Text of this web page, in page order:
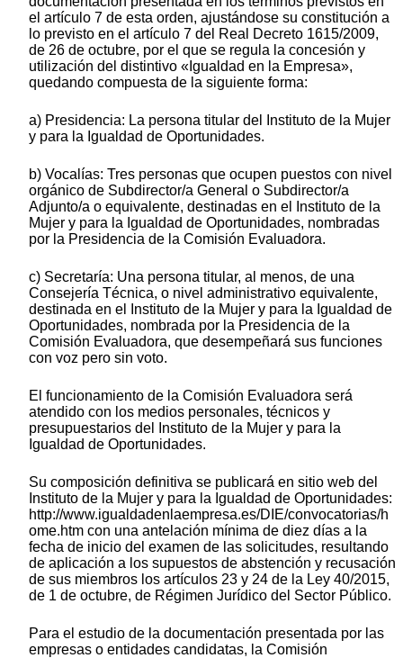
el artículo 7 de esta orden, ajustándose su constitución a
lo previsto en el artículo 7 del Real Decreto 1615/2009,
de 26 de octubre, por el que se regula la concesión y
utilización del distintivo «Igualdad en la Empresa»,
quedando compuesta de la siguiente forma:
a) Presidencia: La persona titular del Instituto de la Mujer
y para la Igualdad de Oportunidades.
b) Vocalías: Tres personas que ocupen puestos con nivel
orgánico de Subdirector/a General o Subdirector/a
Adjunto/a o equivalente, destinadas en el Instituto de la
Mujer y para la Igualdad de Oportunidades, nombradas
por la Presidencia de la Comisión Evaluadora.
c) Secretaría: Una persona titular, al menos, de una
Consejería Técnica, o nivel administrativo equivalente,
destinada en el Instituto de la Mujer y para la Igualdad de
Oportunidades, nombrada por la Presidencia de la
Comisión Evaluadora, que desempeñará sus funciones
con voz pero sin voto.
El funcionamiento de la Comisión Evaluadora será
atendido con los medios personales, técnicos y
presupuestarios del Instituto de la Mujer y para la
Igualdad de Oportunidades.
Su composición definitiva se publicará en sitio web del
Instituto de la Mujer y para la Igualdad de Oportunidades:
http://www.igualdadenlaempresa.es/DIE/convocatorias/h
ome.htm con una antelación mínima de diez días a la
fecha de inicio del examen de las solicitudes, resultando
de aplicación a los supuestos de abstención y recusación
de sus miembros los artículos 23 y 24 de la Ley 40/2015,
de 1 de octubre, de Régimen Jurídico del Sector Público.
Para el estudio de la documentación presentada por las
empresas o entidades candidatas, la Comisión